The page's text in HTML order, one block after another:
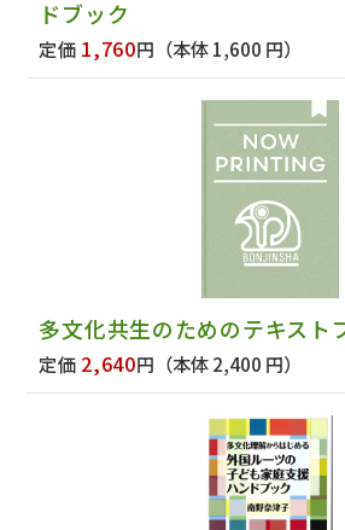
ドブック
定価 1,760円 （本体 1,600 円）
多文化共生のためのテキスト
定価 2,640円 （本体 2,400 円）